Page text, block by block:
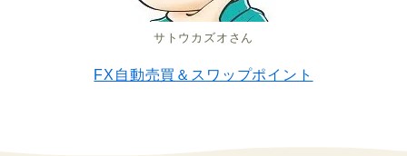
サトウカズオさん
FX自動売買＆スワップポイント